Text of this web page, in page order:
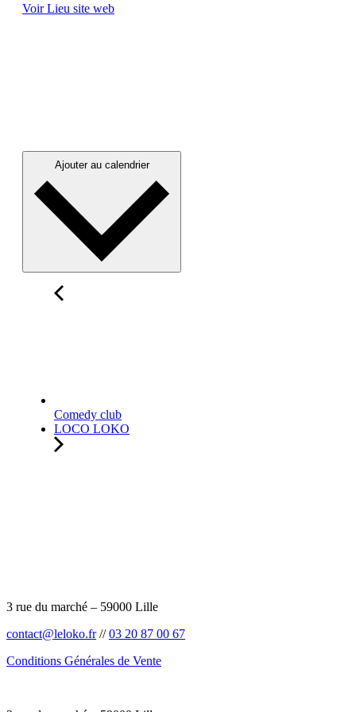
Voir Lieu site web
Ajouter au calendrier
Comedy club
LOCO LOKO
3 rue du marché – 59000 Lille
contact@leloko.fr//03 20 87 00 67
Conditions Générales de Vente